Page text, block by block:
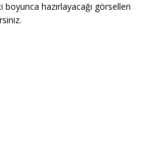
boyunca hazırlayacağı görselleri